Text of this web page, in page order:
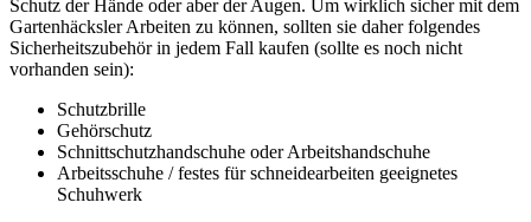
Schutz der Hände oder aber der Augen. Um wirklich sicher mit dem
Gartenhäcksler Arbeiten zu können, sollten sie daher folgendes
Sicherheitszubehör in jedem Fall kaufen (sollte es noch nicht
vorhanden sein):
Schutzbrille
Gehörschutz
Schnittschutzhandschuhe oder Arbeitshandschuhe
Arbeitsschuhe / festes für schneidearbeiten geeignetes
Schuhwerk